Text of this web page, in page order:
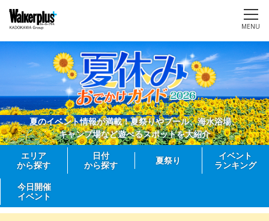
MENU
夏のイベント情報が満載！夏祭りやプール、海水浴場、
キャンプ場など遊べるスポットを大紹介
エリア
から探す
日付
から探す
夏祭り
イベント
ランキング
今日開催
イベント